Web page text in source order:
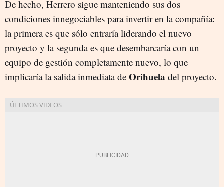
De hecho, Herrero sigue manteniendo sus dos
condiciones innegociables para invertir en la compañía:
la primera es que sólo entraría liderando el nuevo
proyecto y la segunda es que desembarcaría con un
equipo de gestión completamente nuevo, lo que
implicaría la salida inmediata de Orihuela del proyecto.